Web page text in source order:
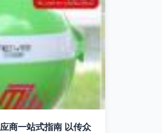
商一站式指南 以传众